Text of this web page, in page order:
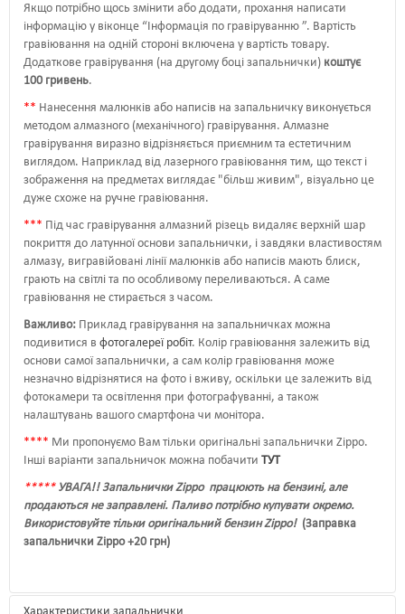
Якщо потрібно щось змінити або додати, прохання написати
інформацію у віконце “Інформація по гравіруванню ”. Вартість
гравіювання на одній стороні включена у вартість товару.
Додаткове гравірування (на другому боці запальнички) коштує
100 гривень.
** Нанесення малюнків або написів на запальничку виконується
методом алмазного (механічного) гравірування. Алмазне
гравірування виразно відрізняється приємним та естетичним
виглядом. Наприклад від лазерного гравіювання тим, що текст і
зображення на предметах виглядає "більш живим", візуально це
дуже схоже на ручне гравіювання.
*** Під час гравірування алмазний різець видаляє верхній шар
покриття до латунної основи запальнички, і завдяки властивостям
алмазу, вигравійовані лінії малюнків або написів мають блиск,
грають на світлі та по особливому переливаються. А саме
гравіювання не стирається з часом.
Важливо: Приклад гравірування на запальничках можна
подивитися в фотогалереї робіт. Колір гравіювання залежить від
основи самої запальнички, а сам колір гравіювання може
незначно відрізнятися на фото і вживу, оскільки це залежить від
фотокамери та освітлення при фотографуванні, а також
налаштувань вашого смартфона чи монітора.
**** Ми пропонуємо Вам тільки оригінальні запальнички Zippo.
Інші варіанти запальничок можна побачити ТУТ
*****УВАГА!! Запальнички Zippo працюють на бензині, але
продаються не заправлені. Паливо потрібно купувати окремо.
Використовуйте тільки оригінальний бензин Zippo! (Заправка
запальнички Zippo +20 грн)
Характеристики запальнички